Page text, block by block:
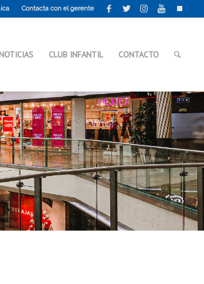
Contacta con el gerente
NOTICIAS CLUB INFANTIL CONTACTO